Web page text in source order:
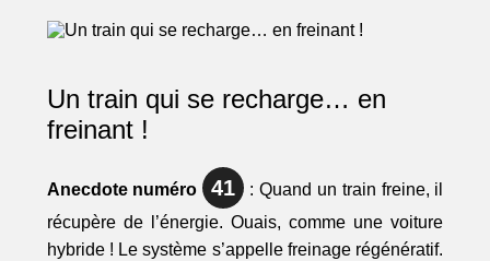
Un train qui se recharge… en
freinant !
Anecdote numéro 41
: Quand un train freine, il
récupère de l’énergie. Ouais, comme une voiture
hybride ! Le système s’appelle freinage régénératif.